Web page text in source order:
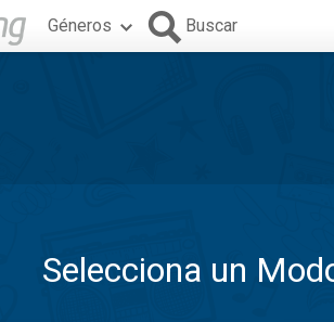
Géneros Buscar
Selecciona un